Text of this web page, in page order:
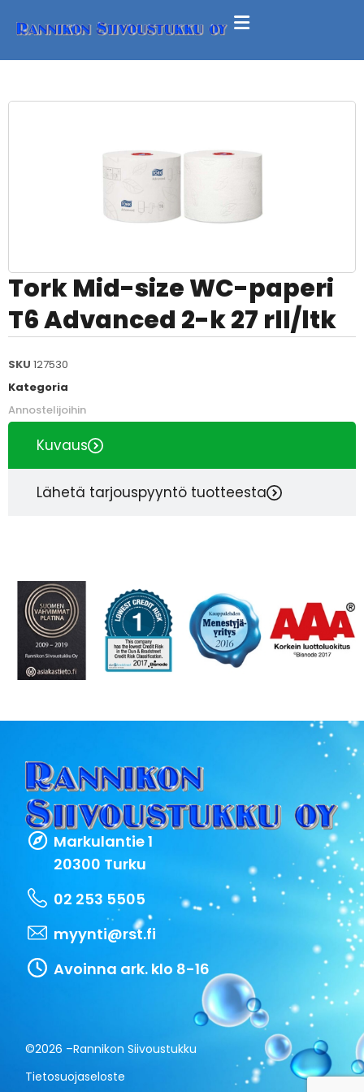
Tork Mid-size WC-paperi
T6 Advanced 2-k 27 rll/ltk
SKU 127530
Kategoria
Annostelijoihin
Kuvaus
Lähetä tarjouspyyntö tuotteesta
Markulantie 1
20300 Turku
02 253 5505
myynti@rst.fi
Avoinna ark. klo 8-16
©2026 –Rannikon Siivoustukku
Tietosuojaseloste